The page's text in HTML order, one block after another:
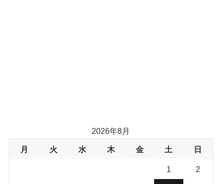
2026年8月
月 火 水 木 金 土 日
1 2